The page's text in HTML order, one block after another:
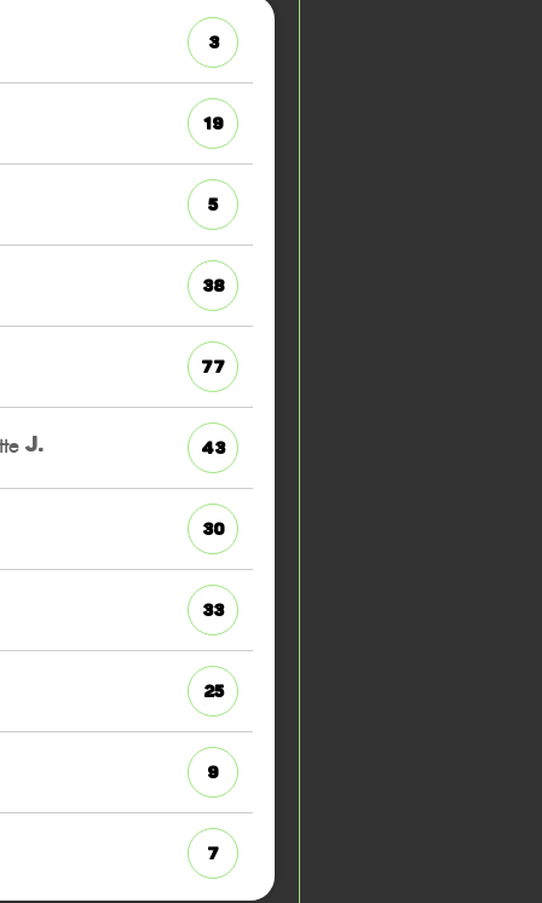
3
19
5
38
77
J. 43
30
33
25
9
7